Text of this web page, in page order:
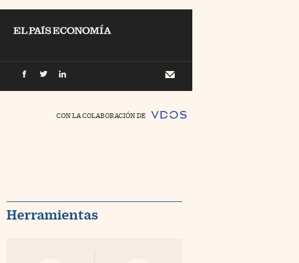
Territorio Pyme //foo
CON LA COLABORACIÓN DE
Herramientas